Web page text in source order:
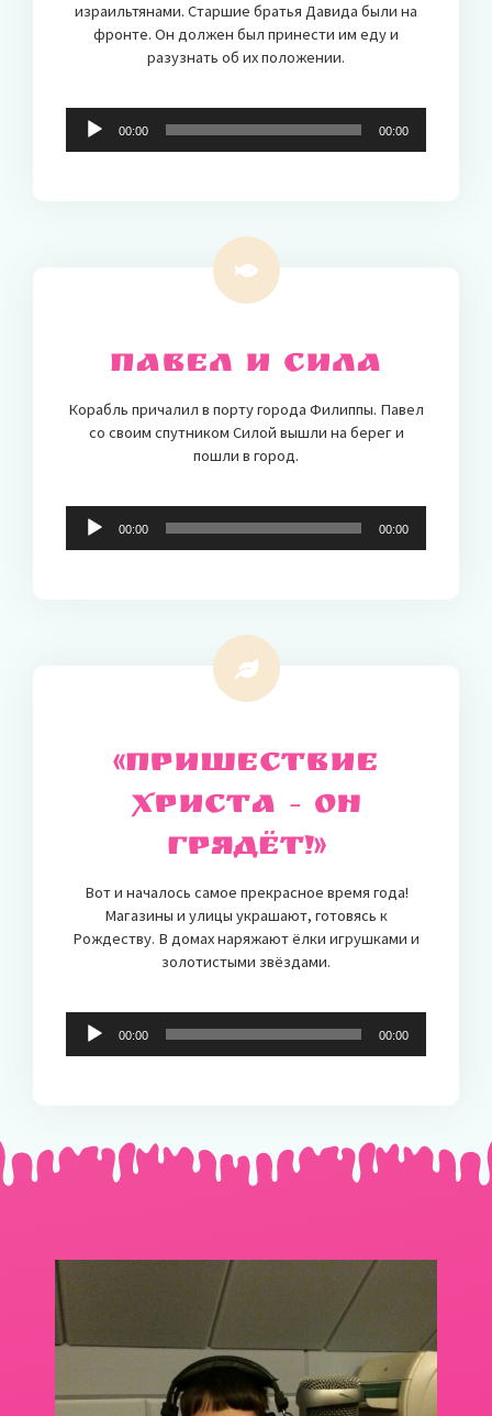
израильтянами. Старшие братья Давида были на
фронте. Он должен был принести им еду и
разузнать об их положении.
Audio-
Player
00:00 00:00
Павел и Сила
Корабль причалил в порту города Филиппы. Павел
со своим спутником Силой вышли на берег и
пошли в город.
Audio-
Player
00:00 00:00
«Пришествие
Христа – Он
грядёт!»
Вот и началось самое прекрасное время года!
Магазины и улицы украшают, готовясь к
Рождеству. В домах наряжают ёлки игрушками и
золотистыми звёздами.
Audio-
Player
00:00 00:00